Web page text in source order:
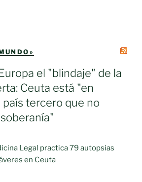
el "blindaje" de la
Ceuta está "en
país tercero que no
Legal practica 79 autopsias
en Ceuta